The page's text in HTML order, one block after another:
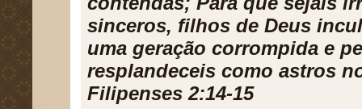
sinceros, filhos de Deus
uma geração corrompida e
resplandeceis como astros
Filipenses 2:14-15